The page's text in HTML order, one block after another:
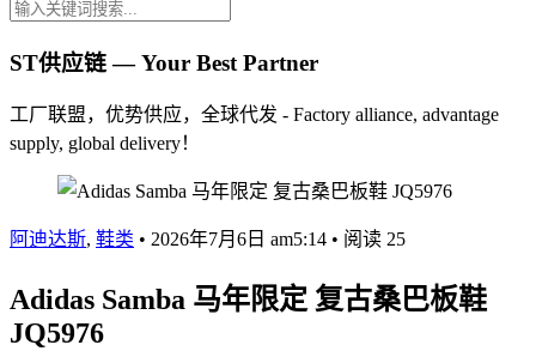
ST供应链 — Your Best Partner
工厂联盟，优势供应，全球代发 - Factory alliance, advantage
supply, global delivery！
阿迪达斯, 鞋类 • 2026年7月6日 am5:14 • 阅读 25
Adidas Samba 马年限定 复古桑巴板鞋
JQ5976